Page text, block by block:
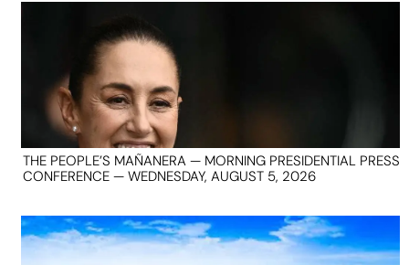
THE PEOPLE’S MAÑANERA — MORNING PRESIDENTIAL PRESS
CONFERENCE — WEDNESDAY, AUGUST 5, 2026